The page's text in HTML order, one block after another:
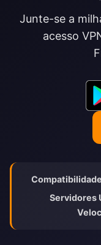
Junte-se a
acesso
Servidores